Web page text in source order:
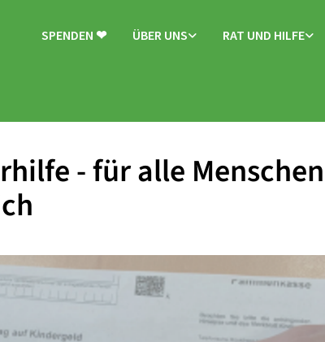
SPENDEN ❤ ÜBER UNS RAT UND HILFE
- für alle Menschen